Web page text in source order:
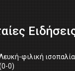
φιλική
0)